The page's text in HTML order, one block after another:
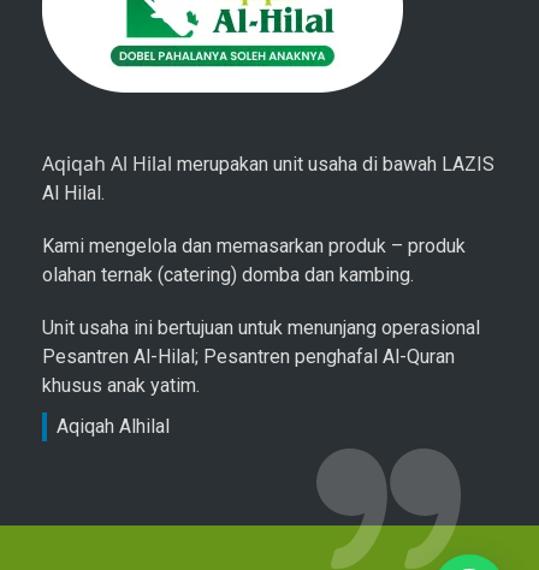
Aqiqah Al Hilal merupakan unit usaha di bawah LAZIS
Al Hilal.
Kami mengelola dan memasarkan produk – produk
olahan ternak (catering) domba dan kambing.
Unit usaha ini bertujuan untuk menunjang operasional
Pesantren Al-Hilal; Pesantren penghafal Al-Quran
khusus anak yatim.
Aqiqah Alhilal